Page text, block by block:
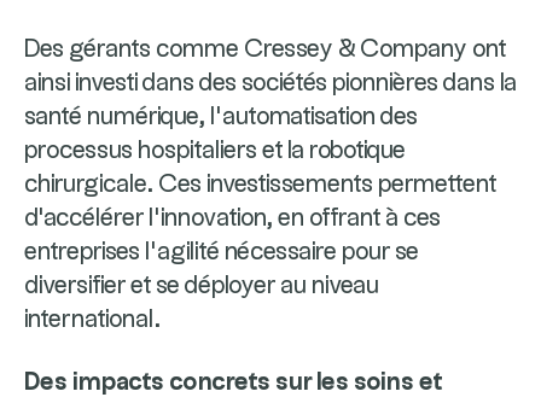
Des gérants comme Cressey & Company ont
ainsi investi dans des sociétés pionnières dans la
santé numérique, l’automatisation des
processus hospitaliers et la robotique
chirurgicale. Ces investissements permettent
d'accélérer l'innovation, en offrant à ces
entreprises l’agilité nécessaire pour se
diversifier et se déployer au niveau
international.
Des impacts concrets sur les soins et